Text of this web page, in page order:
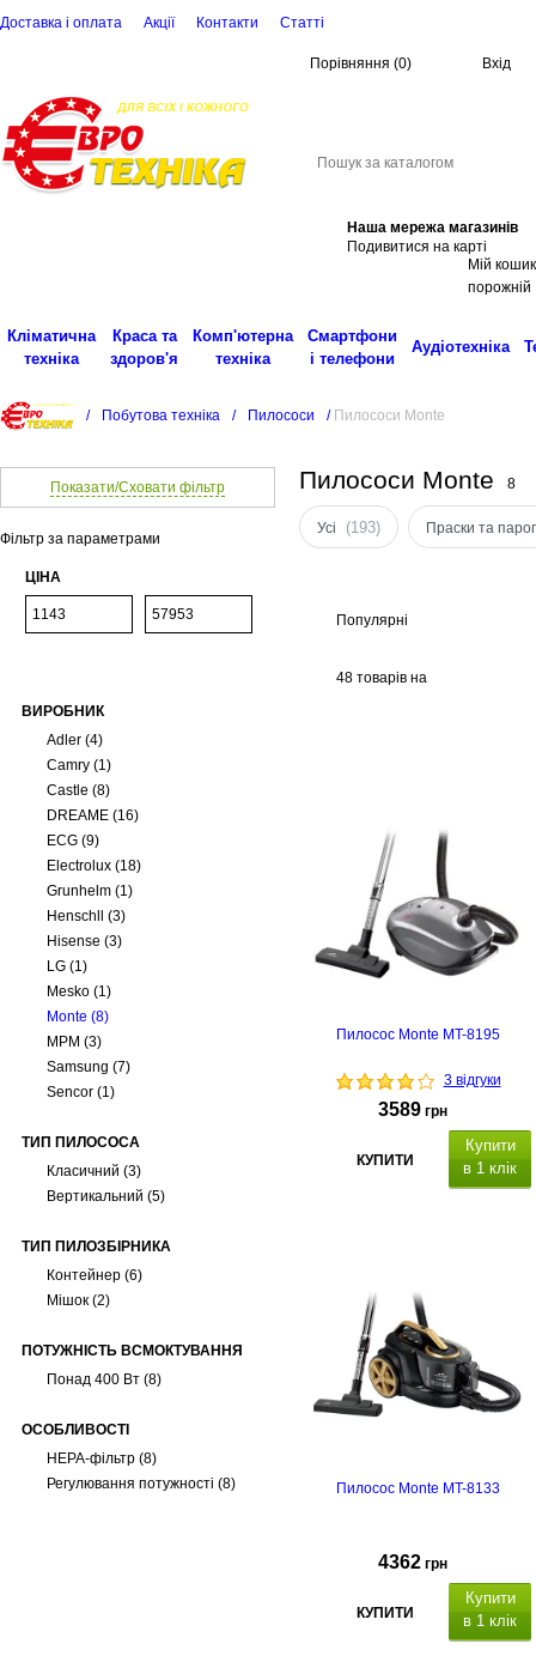
Доставка і оплата Акції Контакти Статті
Порівняння (0) Вхід
Наша мережа магазинів
Подивитися на карті
Мій кошик
порожній
Кліматична
техніка
Краса та
здоров'я
Комп'ютерна
техніка
Смартфони
і телефони
Аудіотехніка
/ Побутова техніка / Пилососи / Пилососи Monte
Показати/Сховати фільтр
Фільтр за параметрами
ЦІНА
ВИРОБНИК
Adler (4)
Camry (1)
Castle (8)
DREAME (16)
ECG (9)
Electrolux (18)
Grunhelm (1)
Henschll
(3)
Hisense (3)
LG (1)
Mesko (1)
Monte (8)
MPM (3)
Samsung (7)
Senсor (1)
ТИП ПИЛОСОСА
Класичний (3)
Вертикальний (5)
ТИП ПИЛОЗБІРНИКА
Контейнер (6)
Мішок (2)
ПОТУЖНІСТЬ ВСМОКТУВАННЯ
Понад 400 Вт (8)
ОСОБЛИВОСТІ
HEPA-фільтр (8)
Регулювання потужності (8)
Пилососи Monte 8
Усі (193) Праски та
Популярні
48 товарів на
Пилосос Monte MT-8195
3 відгуки
3589 грн
КУПИТИ
Купити
в 1 клік
Пилосос Monte MT-8133
4362 грн
КУПИТИ
Купити
в 1 клік